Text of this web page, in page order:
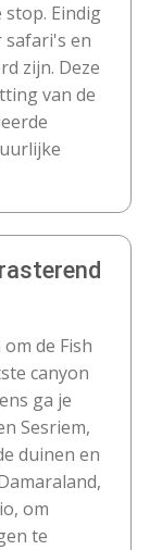
Eindig
safari's en
zijn. Deze
van de
de Fish
canyon
ga je
Sesriem,
duinen en
om
te